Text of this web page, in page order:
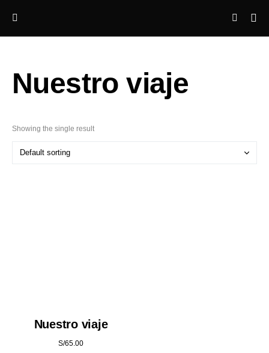
Nuestro viaje
Showing the single result
Nuestro viaje
S/65.00